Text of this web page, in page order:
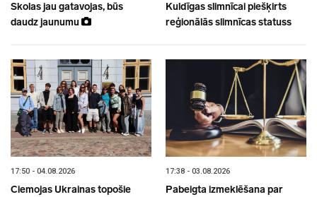
Skolas jau gatavojas, būs
daudz jaunumu
Kuldīgas slimnīcai piešķirts
reģionālās slimnīcas statuss
17:50 - 04.08.2026
Ciemojas Ukrainas topošie
17:38 - 03.08.2026
Pabeigta izmeklēšana par